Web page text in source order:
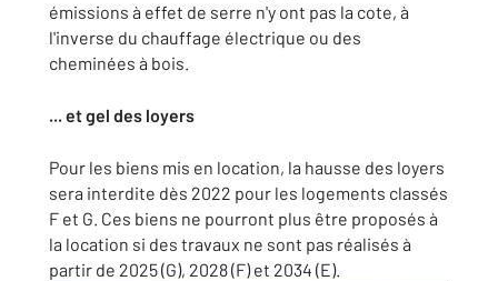
émissions à effet de serre n'y ont pas la cote, à
l'inverse du chauffage électrique ou des
cheminées à bois.
... et gel des loyers
Pour les biens mis en location, la hausse des loyers
sera interdite dès 2022 pour les logements classés
F et G. Ces biens ne pourront plus être proposés à
la location si des travaux ne sont pas réalisés à
partir de 2025 (G), 2028 (F) et 2034 (E).